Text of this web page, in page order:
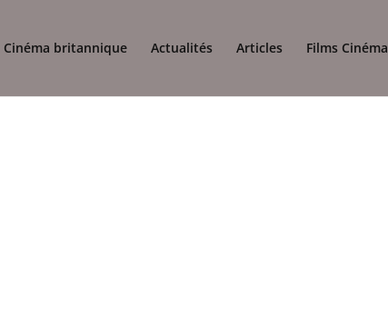
Cinéma britannique Actualités Articles Films Cinéma